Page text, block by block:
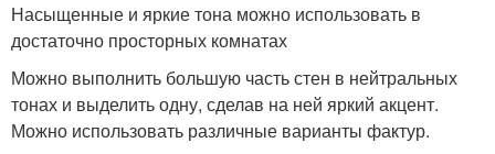
Насыщенные и яркие тона можно использовать в
достаточно просторных комнатах
Можно выполнить большую часть стен в нейтральных
тонах и выделить одну, сделав на ней яркий акцент.
Можно использовать различные варианты фактур.